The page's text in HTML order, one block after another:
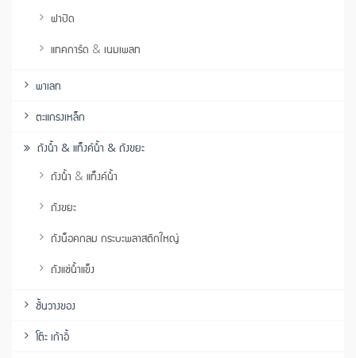
ฝาปิด
แทคการ์ด & เนมเพลท
พาเลท
ตะแกรงเหล็ก
ถังน้ำ & แท็งค์น้ำ & ถังขยะ
ถังน้ำ & แท็งค์น้ำ
ถังขยะ
ถังน็อคกลม กระบะพลาสติกใหญ่
ถังแช่น้ำแข็ง
ชั้นวางของ
โต๊ะ เก้าอี้